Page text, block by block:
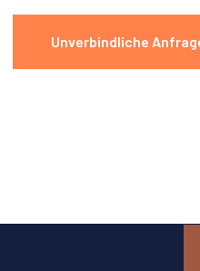
Unverbindliche